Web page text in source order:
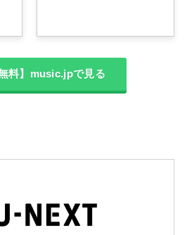
無料】music.jpで見る